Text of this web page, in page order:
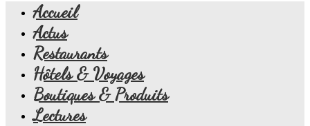
Accueil
Actus
Restaurants
Hôtels & Voyages
Boutiques & Produits
Lectures